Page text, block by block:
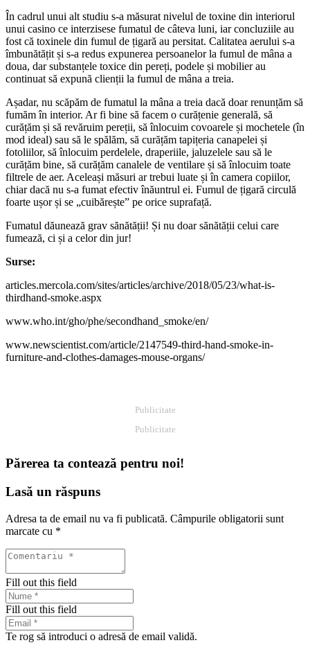
În cadrul unui alt studiu s-a măsurat nivelul de toxine din interiorul
unui casino ce interzisese fumatul de câteva luni, iar concluziile au
fost că toxinele din fumul de țigară au persitat. Calitatea aerului s-a
îmbunătățit și s-a redus expunerea persoanelor la fumul de mâna a
doua, dar substanțele toxice din pereți, podele și mobilier au
continuat să expună clienții la fumul de mâna a treia.
Așadar, nu scăpăm de fumatul la mâna a treia dacă doar renunțăm să
fumăm în interior. Ar fi bine să facem o curățenie generală, să
curățăm și să revăruim pereții, să înlocuim covoarele și mochetele (în
mod ideal) sau să le spălăm, să curățăm tapițeria canapelei și
fotoliilor, să înlocuim perdelele, draperiile, jaluzelele sau să le
curățăm bine, să curățăm canalele de ventilare și să înlocuim toate
filtrele de aer. Aceleași măsuri ar trebui luate și în camera copiilor,
chiar dacă nu s-a fumat efectiv înăuntrul ei. Fumul de țigară circulă
foarte ușor și se „cuibărește” pe orice suprafață.
Fumatul dăunează grav sănătății! Și nu doar sănătății celui care
fumează, ci și a celor din jur!
Surse:
articles.mercola.com/sites/articles/archive/2018/05/23/what-is-
thirdhand-smoke.aspx
www.who.int/gho/phe/secondhand_smoke/en/
www.newscientist.com/article/2147549-third-hand-smoke-in-
furniture-and-clothes-damages-mouse-organs/
Publicitate
Publicitate
Părerea ta contează pentru noi!
Lasă un răspuns
Adresa ta de email nu va fi publicată. Câmpurile obligatorii sunt
marcate cu *
Fill out this field
Fill out this field
Te rog să introduci o adresă de email validă.